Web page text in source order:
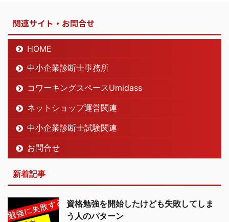
関連サイト・お問合せ
HOME
中小企業診断士事務所
コワーキングスペースUmidass
ネットショップ運営関連
中小企業診断士試験関連
お問合せ
新着記事
資格勉強を開始したけども失敗してしま
う人のパターン